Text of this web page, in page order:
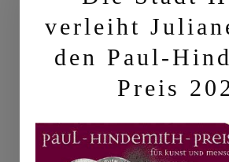
verleiht
den Paul-
Preis